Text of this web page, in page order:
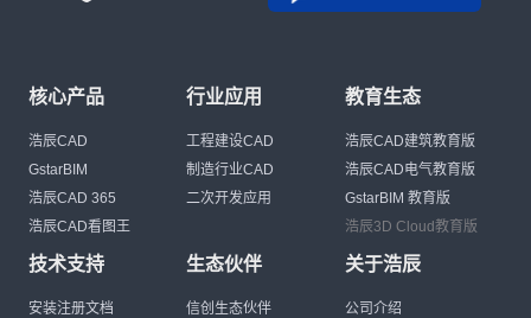
核心产品
浩辰CAD
GstarBIM
浩辰CAD 365
浩辰CAD看图王
行业应用
工程建设CAD
制造行业CAD
二次开发应用
教育生态
浩辰CAD建筑教育版
浩辰CAD电气教育版
GstarBIM 教育版
浩辰3D Cloud教育版
技术支持
安装注册文档
生态伙伴
信创生态伙伴
关于浩辰
公司介绍